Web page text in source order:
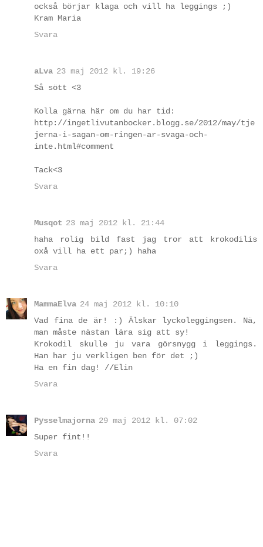
också börjar klaga och vill ha leggings ;)
Kram Maria
Svara
aLva 23 maj 2012 kl. 19:26
Så sött <3
Kolla gärna här om du har tid:
http://ingetlivutanbocker.blogg.se/2012/may/tje
jerna-i-sagan-om-ringen-ar-svaga-och-
inte.html#comment
Tack<3
Svara
Musqot 23 maj 2012 kl. 21:44
haha rolig bild fast jag tror att krokodilis
oxå vill ha ett par;) haha
Svara
MammaElva 24 maj 2012 kl. 10:10
Vad fina de är! :) Älskar lyckoleggingsen. Nä,
man måste nästan lära sig att sy!
Krokodil skulle ju vara görsnygg i leggings.
Han har ju verkligen ben för det ;)
Ha en fin dag! //Elin
Svara
Pysselmajorna 29 maj 2012 kl. 07:02
Super fint!!
Svara